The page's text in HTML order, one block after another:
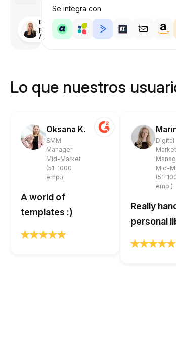
Diseñado
por
Anastasiia
Se integra con
Lo que nuestros
Oksana K.
SMM
Manager
Mid-Market
(51-1000
emp.)
A world of
templates :)
Digital
Mid-
(51-
emp.)
Really
personal